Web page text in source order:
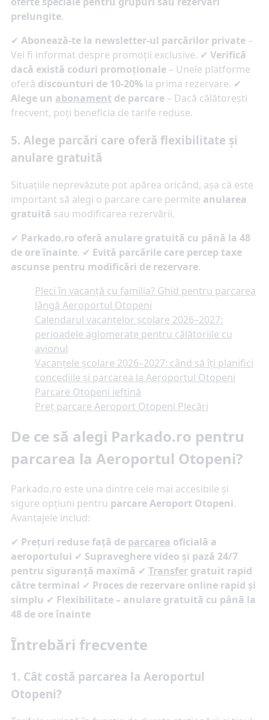
prelungite.
✔ Abonează-te la newsletter-ul parcărilor private –
Vei fi informat despre promoții exclusive. ✔ Verifică
dacă există coduri promoționale – Unele platforme
oferă discounturi de 10-20% la prima rezervare. ✔
Alege un abonament de parcare – Dacă călătorești
frecvent, poți beneficia de tarife reduse.
5. Alege parcări care oferă flexibilitate și
anulare gratuită
Situațiile neprevăzute pot apărea oricând, așa că este
important să alegi o parcare care permite anularea
gratuită sau modificarea rezervării.
✔ Parkado.ro oferă anulare gratuită cu până la 48
de ore înainte. ✔ Evită parcările care percep taxe
ascunse pentru modificări de rezervare.
Pleci în vacanță cu familia? Ghid pentru parcarea
lângă Aeroportul Otopeni
Calendarul vacanțelor școlare 2026–2027:
perioadele aglomerate pentru călătoriile cu
avionul
Vacanțele școlare 2026–2027: când să îți planifici
concediile și parcarea la Aeroportul Otopeni
Parcare Otopeni ieftină
Preț parcare Aeroport Otopeni Plecări
De ce să alegi Parkado.ro pentru
parcarea la Aeroportul Otopeni?
Parkado.ro este una dintre cele mai accesibile și
sigure opțiuni pentru parcare Aeroport Otopeni.
Avantajele includ:
✔ Prețuri reduse față de parcarea oficială a
aeroportului ✔ Supraveghere video și pază 24/7
pentru siguranță maximă ✔ Transfer gratuit rapid
către terminal ✔ Proces de rezervare online rapid și
simplu ✔ Flexibilitate – anulare gratuită cu până la
48 de ore înainte
Întrebări frecvente
1. Cât costă parcarea la Aeroportul
Otopeni?